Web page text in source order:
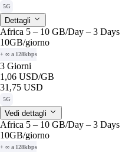
5G
Dettagli
Africa 5 – 10 GB/Day – 3
10GB/giorno
+ ∞ a 128kbps
3 Giorni
1,06 USD/GB
31,75 USD
5G
Vedi dettagli
Africa 5 – 10 GB/Day – 3
10GB/giorno
+ ∞ a 128kbps